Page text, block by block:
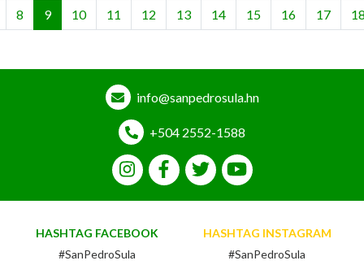
8 9 10 11 12 13 14 15 16 17
info@sanpedrosula.hn
+504 2552-1588
HASHTAG FACEBOOK
#SanPedroSula
HASHTAG INSTAGRAM
#SanPedroSula